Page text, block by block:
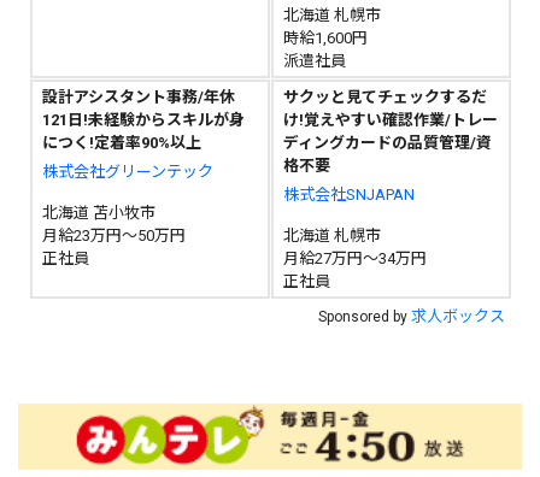
北海道 札幌市
時給1,600円
派遣社員
設計アシスタント事務/年休
121日!未経験からスキルが身
につく!定着率90%以上
株式会社グリーンテック
北海道 苫小牧市
月給23万円～50万円
正社員
サクッと見てチェックするだ
け!覚えやすい確認作業/トレー
ディングカードの品質管理/資
格不要
株式会社SNJAPAN
北海道 札幌市
月給27万円～34万円
正社員
Sponsored by 求人ボックス